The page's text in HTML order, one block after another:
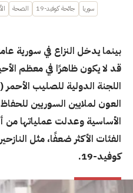
سوريا جائحة كوفيد-19 الصحة
بينما يدخل النزاع في سورية
قد لا يكون ظاهرًا في معظم
اللجنة الدولية للصليب الأحمر
العون لملايين السوريين
الأساسية وعدلت عملياتها
الفئات الأكثر ضعفًا، مثل
كوفيد-19.